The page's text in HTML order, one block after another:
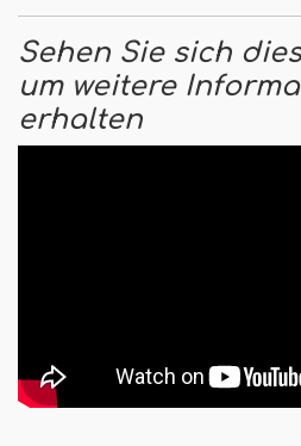
Sehen Sie sich
um weitere
erhalten